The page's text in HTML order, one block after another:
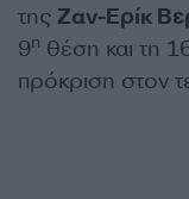
της Ζαν-Ερίκ
9η θέση και τη
πρόκριση στον